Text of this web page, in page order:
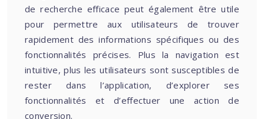
de recherche efficace peut également être utile
pour permettre aux utilisateurs de trouver
rapidement des informations spécifiques ou des
fonctionnalités précises. Plus la navigation est
intuitive, plus les utilisateurs sont susceptibles de
rester dans l’application, d’explorer ses
fonctionnalités et d’effectuer une action de
conversion.